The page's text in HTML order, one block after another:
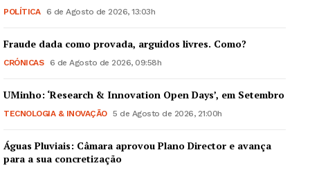
Guimarães, agora!
POLÍTICA 6 de Agosto de 2026, 13:03h
Fraude dada como provada, arguidos livres. Como?
CRÓNICAS 6 de Agosto de 2026, 09:58h
UMinho: ‘Research & Innovation Open Days’, em Setembro
TECNOLOGIA & INOVAÇÃO 5 de Agosto de 2026, 21:00h
Águas Pluviais: Câmara aprovou Plano Director e avança
para a sua concretização